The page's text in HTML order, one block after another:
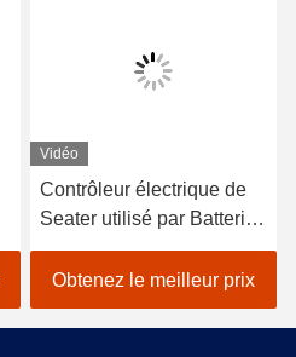
Vidéo
Contrôleur électrique de
Seater utilisé par Batteried
Curtis des chariots de golf
de Trojan 4
Obtenez le meilleur prix